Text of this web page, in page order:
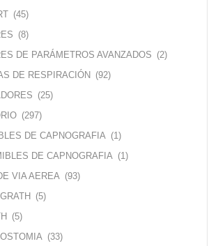
(45)
(8)
DE PARÁMETROS AVANZADOS (2)
DE RESPIRACIÓN (92)
(25)
(297)
DE CAPNOGRAFIA (1)
DE CAPNOGRAFIA (1)
VIA AEREA (93)
(5)
(5)
(33)